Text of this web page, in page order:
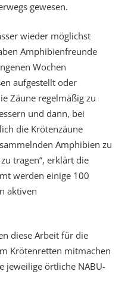
gewesen.
wieder möglichst
Amphibienfreunde
Wochen
aufgestellt oder
Zäune regelmäßig zu
und dann, bei
die Krötenzäune
Amphibien zu
tragen“, erklärt die
werden einige 100
aktiven
diese Arbeit für die
Krötenretten mitmachen
jeweilige örtliche NABU-